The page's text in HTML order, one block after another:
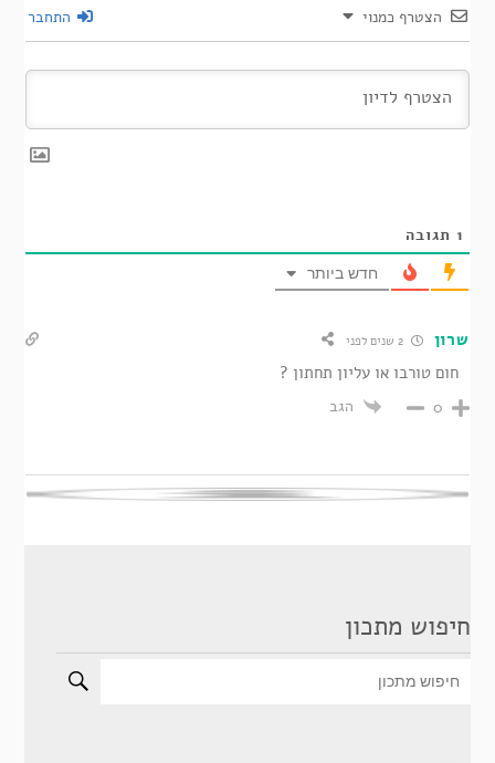
הצטרף כמנוי התחבר
1 תגובה
חדש ביותר
שרון 2 שנים לפני
חום טורבו או עליון תחתון ?
0 הגב
חיפוש מתכון